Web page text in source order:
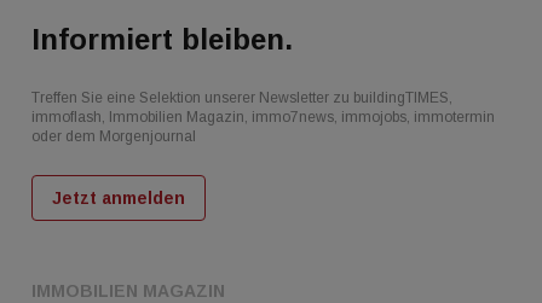
IMMOBILIEN MAGAZIN
Informiert bleiben.
Treffen Sie eine Selektion unserer Newsletter zu buildingTIMES,
immoflash, Immobilien Magazin, immo7news, immojobs, immotermin
oder dem Morgenjournal
Jetzt anmelden